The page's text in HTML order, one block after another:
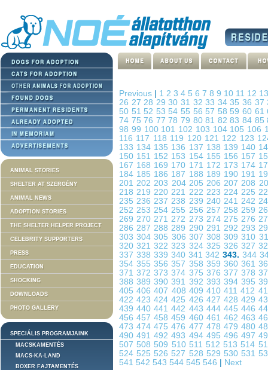
ANIMAL STORIES
SHELTER AT SZERGÉNY
ANIMAL NEWS
ADOPTION STORIES
THE SHELTER HELPER PROJECT
CELEBRITY SUPPORTERS
PRESS
EDUCATION
SHOCKING
DOWNLOADS
PHOTO GALLERY
SPECIÁLIS PROGRAMJAINK
MACSKAMENTÉS
MACS-KA-LAND
BOXER FAJTAMENTÉS
Previous 1 2 3 4 5 6 7 8 9 10 11 12
26 2728 293031 3233 343536 37
50 51 52 53 54 55 56 57 58 5960 61
74 7576 777879 8081 828384 85
98 99 100 101 102 103 104 105 106
116 117 118 119 120 121 122 123
133 134 135 136 137 138 139 140
150 151 152 153 154 155 156 157
167 168 169 170 171 172 173 174
184 185 186 187 188 189 190 191
201202203 204 205 206207208
218219220221 222 223 224 225
235236237238 239 240 241 242
252253254255 256 257 258 259
269270271272 273 274 275 276
286287288289 290 291 292 293
303304305 306 307 308309310
320321322323 324 325 326 327
337 338 339 340 341342343. 344
354355356357 358 359 360 361
371372373374 375 376 377 378
388389390391 392 393 394 395
405406407 408 409 410411412
422423424425 426 427 428 429
439440441442 443 444 445 446
456457458459 460 461 462 463
473474475476 477 478 479 480
490491492493 494 495 496 497
507 508 509 510 511 512 513 514
524 525 526 527 528 529 530 531
541 542 543 544 545 546 Next